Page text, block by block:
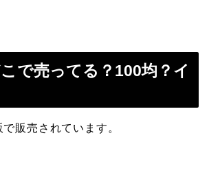
で売ってる？100均？イ
販売されています。